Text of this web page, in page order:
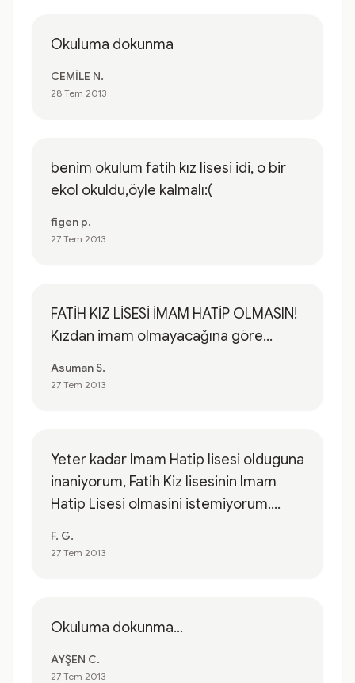
Okuluma dokunma
CEMİLE N.
28 Tem 2013
benim okulum fatih kız lisesi idi, o bir
ekol okuldu,öyle kalmalı:(
figen p.
27 Tem 2013
FATİH KIZ LİSESİ İMAM HATİP OLMASIN!
Kızdan imam olmayacağına göre...
Asuman S.
27 Tem 2013
Yeter kadar Imam Hatip lisesi olduguna
inaniyorum, Fatih Kiz lisesinin Imam
Hatip Lisesi olmasini istemiyorum....
F. G.
27 Tem 2013
Okuluma dokunma...
AYŞEN C.
27 Tem 2013